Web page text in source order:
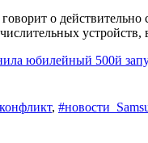
о
юбилейный 500й
,